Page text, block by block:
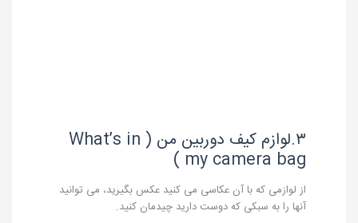
۳.لوازم کیف دوربین من ( What’s in
my camera bag )
از لوازمی که با آن عکاسی می کنید عکس بگیرید، می توانید
آنها را به سبکی که دوست دارید چیدمان کنید.